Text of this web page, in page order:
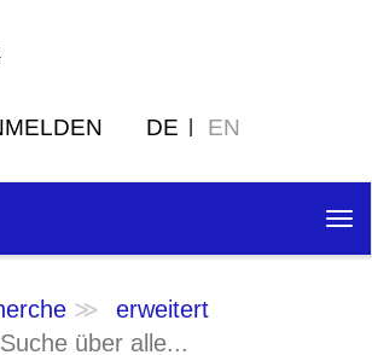
DE EN
erweitert
über alle...